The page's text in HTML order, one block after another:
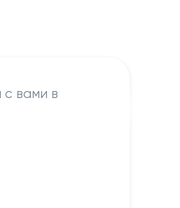
с вами в